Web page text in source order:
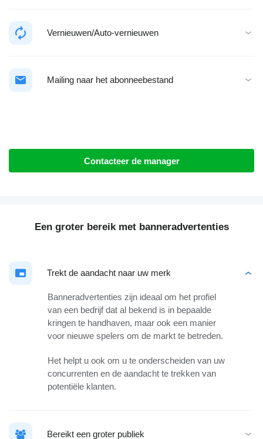
Vernieuwen/Auto-vernieuwen
Mailing naar het abonneebestand
Contacteer de manager
Een groter bereik met banneradvertenties
Trekt de aandacht naar uw merk
Banneradvertenties zijn ideaal om het profiel
van een bedrijf dat al bekend is in bepaalde
kringen te handhaven, maar ook een manier
voor nieuwe spelers om de markt te betreden.
Het helpt u ook om u te onderscheiden van uw
concurrenten en de aandacht te trekken van
potentiële klanten.
Bereikt een groter publiek